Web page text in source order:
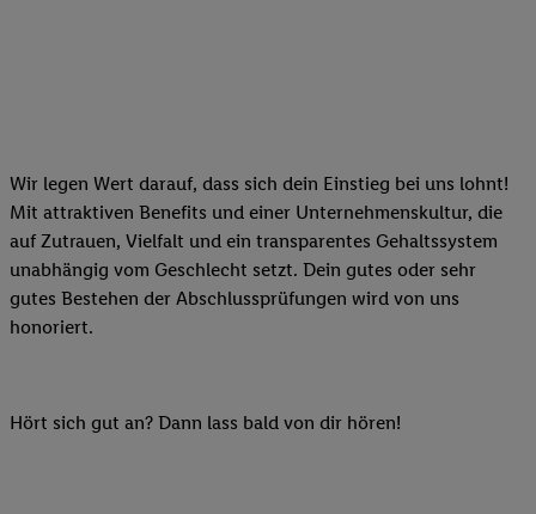
Wir legen Wert darauf, dass sich dein Einstieg bei uns lohnt!
Mit attraktiven Benefits und einer Unternehmenskultur, die
auf Zutrauen, Vielfalt und ein transparentes Gehaltssystem
unabhängig vom Geschlecht setzt. Dein gutes oder sehr
gutes Bestehen der Abschlussprüfungen wird von uns
honoriert.
Hört sich gut an? Dann lass bald von dir hören!